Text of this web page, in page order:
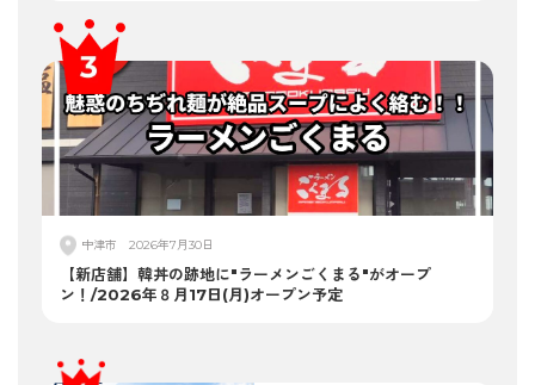
中津市 2026年7月30日
【新店舗】韓丼の跡地に"ラーメンごくまる"がオープ
ン！/2026年８月17日(月)オープン予定